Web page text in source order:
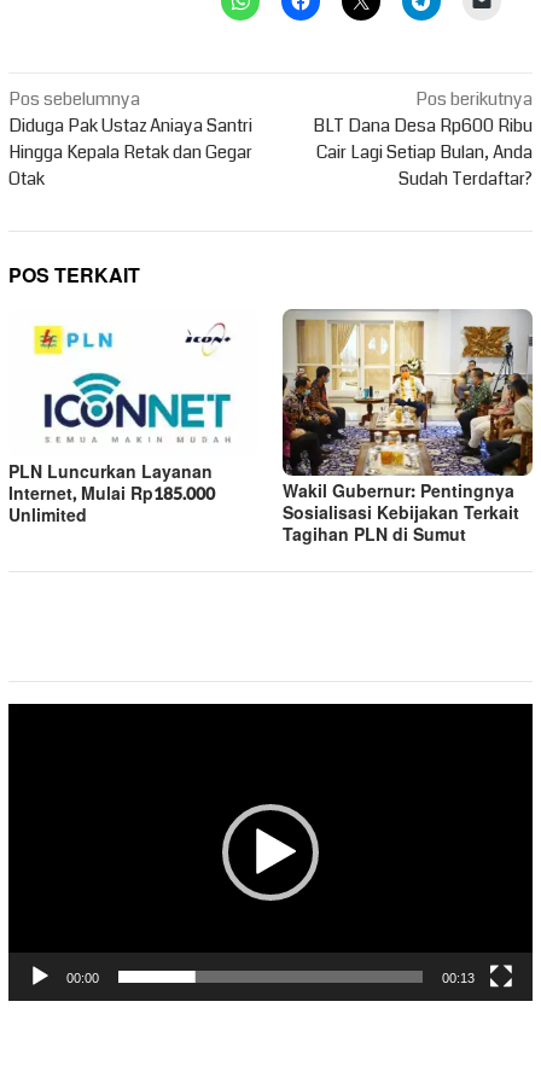
Navigasi
pos
Pos sebelumnya
Diduga Pak Ustaz Aniaya Santri
Hingga Kepala Retak dan Gegar
Otak
Pos berikutnya
BLT Dana Desa Rp600 Ribu
Cair Lagi Setiap Bulan, Anda
Sudah Terdaftar?
POS TERKAIT
PLN Luncurkan Layanan
Internet, Mulai Rp185.000
Unlimited
Wakil Gubernur: Pentingnya
Sosialisasi Kebijakan Terkait
Tagihan PLN di Sumut
00:00 00:13